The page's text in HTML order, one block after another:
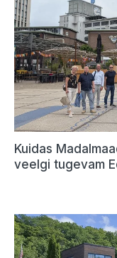
Kuidas
veelgi tugevam